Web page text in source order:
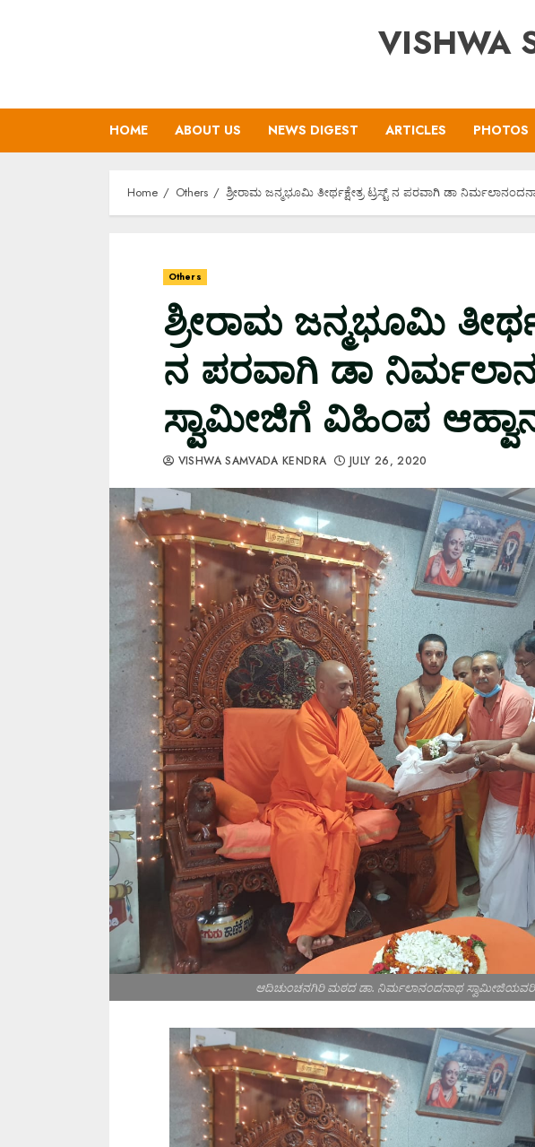
VISHWA
HOME ABOUT US NEWS DIGEST ARTICLES PHOTOS
Home Others ಶ್ರೀರಾಮ ಜನ್ಮಭೂಮಿ ತೀರ್ಥಕ್ಷೇತ್ರ ಟ್ರಸ್ಟ್ ನ ಪರವಾಗಿ ಡಾ‌‌
Others
ಶ್ರೀರಾಮ ಜನ್ಮಭೂಮಿ
ನ ಪರವಾಗಿ ಡಾ‌‌
ಸ್ವಾಮೀಜಿಗೆ ವಿಹಿಂಪ
VISHWA SAMVADA KENDRA JULY 26, 2020
ಆದಿಚುಂಚನಗಿರಿ ಮಠದ ಡಾ. ನಿರ್ಮಲಾನಂದನಾಥ